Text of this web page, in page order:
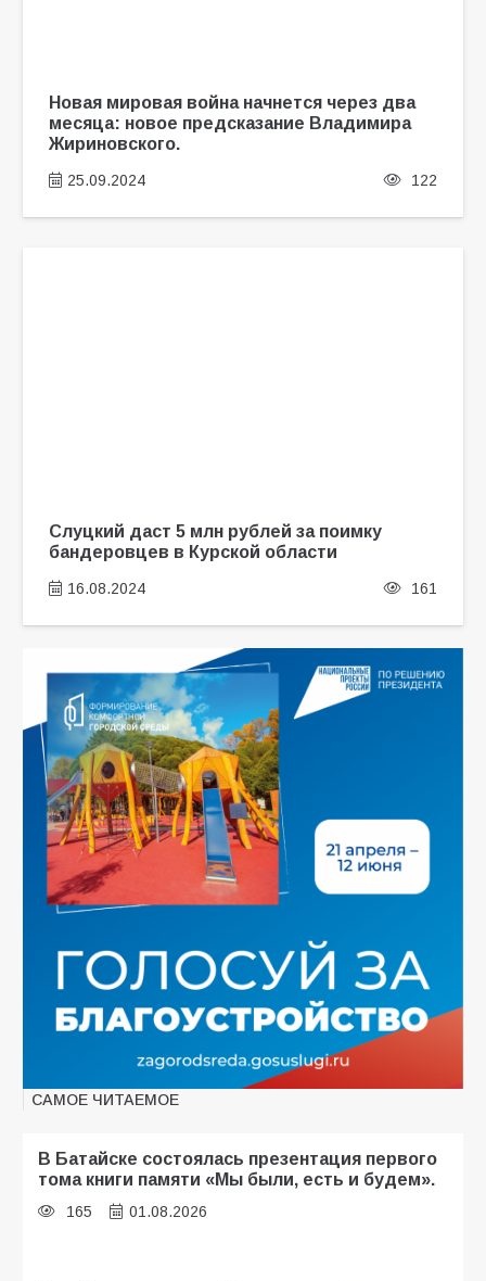
Новая мировая война начнется через два
месяца: новое предсказание Владимира
Жириновского.
25.09.2024 122
Слуцкий даст 5 млн рублей за поимку
бандеровцев в Курской области
16.08.2024 161
САМОЕ ЧИТАЕМОЕ
В Батайске состоялась презентация первого
тома книги памяти «Мы были, есть и будем».
165 01.08.2026